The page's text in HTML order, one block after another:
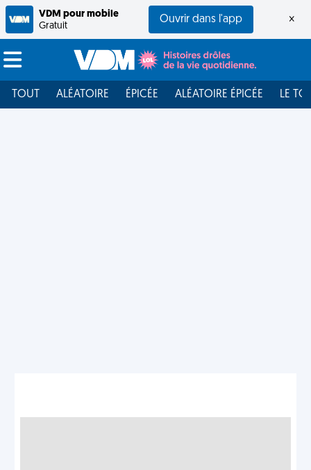
VDM pour mobile
Gratuit
Ouvrir dans l'app ×
TOUT ALÉATOIRE ÉPICÉE ALÉATOIRE ÉPICÉE LE